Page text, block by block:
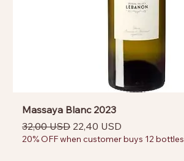
Massaya Blanc 2023
Prezzo regolare
32,00 USD Prezzo scontato
22,40 USD
20% OFF when customer buys 12 bottles